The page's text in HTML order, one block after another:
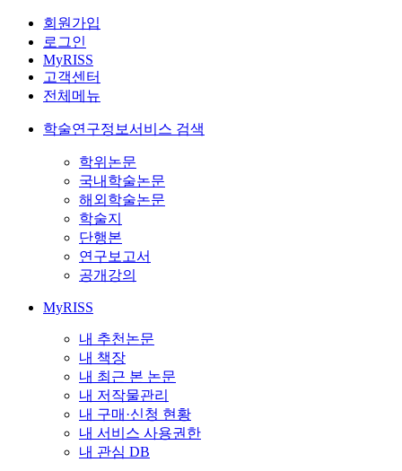
회원가입
로그인
MyRISS
고객센터
전체메뉴
학술연구정보서비스 검색
학위논문
국내학술논문
해외학술논문
학술지
단행본
연구보고서
공개강의
MyRISS
내 추천논문
내 책장
내 최근 본 논문
내 저작물관리
내 구매·신청 현황
내 서비스 사용권한
내 관심 DB